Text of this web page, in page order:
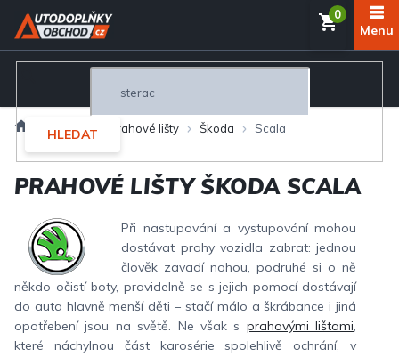
Přejít
obsah
HLEDAT
Interiér Prahové lišty Škoda Scala
PRAHOVÉ LIŠTY ŠKODA SCALA
Při nastupování a vystupování mohou
dostávat prahy vozidla zabrat: jednou
člověk zavadí nohou, podruhé si o ně
někdo očistí boty, pravidelně se s jejich pomocí dostávají
do auta hlavně menší děti – stačí málo a škrábance i jiná
opotřebení jsou na světě. Ne však s prahovými lištami,
které náchylnou část karosérie spolehlivě ochrání, v